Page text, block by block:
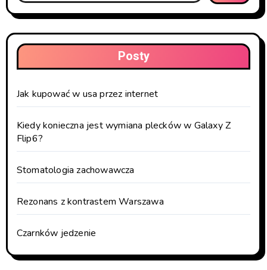
Posty
Jak kupować w usa przez internet
Kiedy konieczna jest wymiana plecków w Galaxy Z
Flip6?
Stomatologia zachowawcza
Rezonans z kontrastem Warszawa
Czarnków jedzenie